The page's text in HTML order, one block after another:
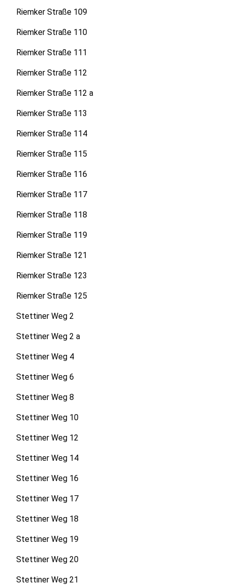
Riemker Straße 109
Riemker Straße 110
Riemker Straße 111
Riemker Straße 112
Riemker Straße 112 a
Riemker Straße 113
Riemker Straße 114
Riemker Straße 115
Riemker Straße 116
Riemker Straße 117
Riemker Straße 118
Riemker Straße 119
Riemker Straße 121
Riemker Straße 123
Riemker Straße 125
Stettiner Weg 2
Stettiner Weg 2 a
Stettiner Weg 4
Stettiner Weg 6
Stettiner Weg 8
Stettiner Weg 10
Stettiner Weg 12
Stettiner Weg 14
Stettiner Weg 16
Stettiner Weg 17
Stettiner Weg 18
Stettiner Weg 19
Stettiner Weg 20
Stettiner Weg 21